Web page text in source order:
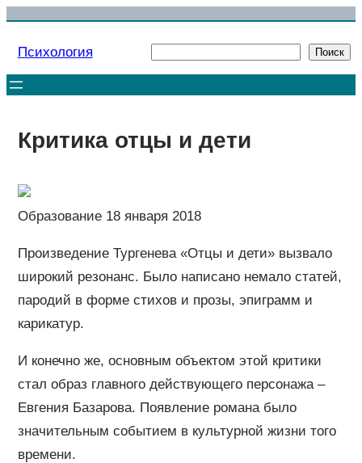
Перейти
Психология Поиск
Критика отцы и дети
Образование 18 января 2018
Произведение Тургенева «Отцы и дети» вызвало
широкий резонанс. Было написано немало статей,
пародий в форме стихов и прозы, эпиграмм и
карикатур.
И конечно же, основным объектом этой критики
стал образ главного действующего персонажа –
Евгения Базарова. Появление романа было
значительным событием в культурной жизни того
времени.